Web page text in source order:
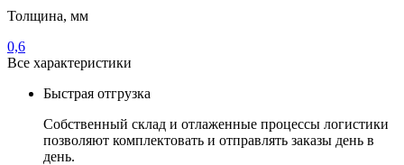
Толщина, мм
0,6
Все характеристики
Быстрая отгрузка
Собственный склад и отлаженные процессы логистики
позволяют комплектовать и отправлять заказы день в
день.